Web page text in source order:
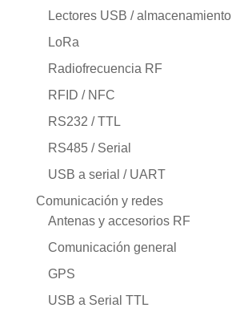
Lectores USB / almacenamiento
LoRa
Radiofrecuencia RF
RFID / NFC
RS232 / TTL
RS485 / Serial
USB a serial / UART
Comunicación y redes
Antenas y accesorios RF
Comunicación general
GPS
USB a Serial TTL